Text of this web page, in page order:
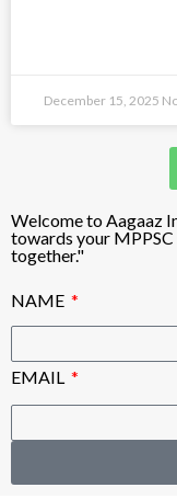
December 15, 2025
Welcome to Aagaaz
towards your MPPSC
together."
NAME
EMAIL